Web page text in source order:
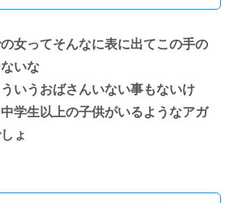
女ってそんなに表に出てこの手の
いな
いうおばさんいない事もないけ
学生以上の子供がいるようなアガ
ょ